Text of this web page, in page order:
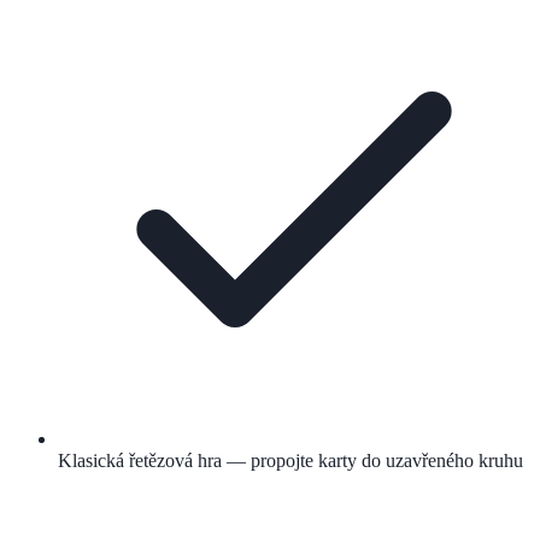
Klasická řetězová hra — propojte karty do uzavřeného kruhu